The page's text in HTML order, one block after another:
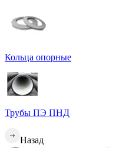
Кольца опорные
Трубы ПЭ ПНД
Назад